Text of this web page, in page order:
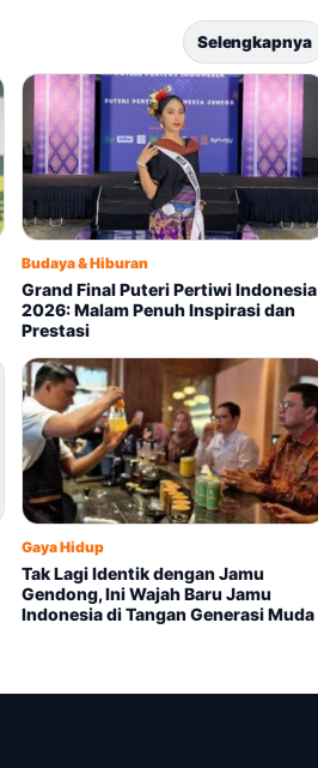
Selengkapnya
Budaya & Hiburan
Grand Final Puteri Pertiwi Indonesia
2026: Malam Penuh Inspirasi dan
Prestasi
Gaya Hidup
Tak Lagi Identik dengan Jamu
Gendong, Ini Wajah Baru Jamu
Indonesia di Tangan Generasi Muda